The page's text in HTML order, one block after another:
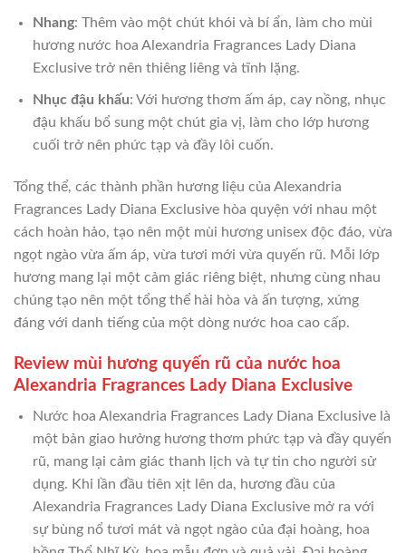
Nhang: Thêm vào một chút khói và bí ẩn, làm cho mùi
hương nước hoa Alexandria Fragrances Lady Diana
Exclusive trở nên thiêng liêng và tĩnh lặng.
Nhục đậu khấu: Với hương thơm ấm áp, cay nồng, nhục
đậu khấu bổ sung một chút gia vị, làm cho lớp hương
cuối trở nên phức tạp và đầy lôi cuốn.
Tổng thể, các thành phần hương liệu của Alexandria
Fragrances Lady Diana Exclusive hòa quyện với nhau một
cách hoàn hảo, tạo nên một mùi hương unisex độc đáo, vừa
ngọt ngào vừa ấm áp, vừa tươi mới vừa quyến rũ. Mỗi lớp
hương mang lại một cảm giác riêng biệt, nhưng cùng nhau
chúng tạo nên một tổng thể hài hòa và ấn tượng, xứng
đáng với danh tiếng của một dòng nước hoa cao cấp.
Review mùi hương quyến rũ của nước hoa
Alexandria Fragrances Lady Diana Exclusive
Nước hoa Alexandria Fragrances Lady Diana Exclusive là
một bản giao hưởng hương thơm phức tạp và đầy quyến
rũ, mang lại cảm giác thanh lịch và tự tin cho người sử
dụng. Khi lần đầu tiên xịt lên da, hương đầu của
Alexandria Fragrances Lady Diana Exclusive mở ra với
sự bùng nổ tươi mát và ngọt ngào của đại hoàng, hoa